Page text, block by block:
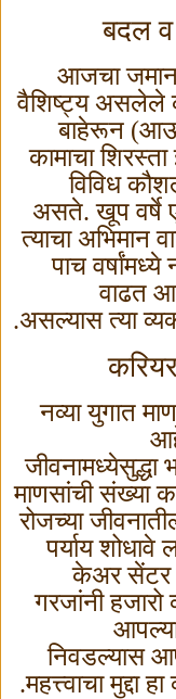
बदल व
आजचा
वैशिष्ट्य असलेले
बाहेरून
कामाचा
विविध
असते. खूप वर्षे
त्याचा अभिमान
पाच
वाढत
असल्यास त्या
नव्या युगात
माणसांची संख्या
रोजच्या
पर्याय
केअर सेंटर
गरजांनी
निवडल्यास
महत्त्वाचा मुद्दा